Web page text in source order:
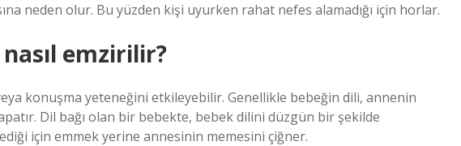
neden olur. Bu yüzden kişi uyurken rahat nefes alamadığı için horlar.
emzirilir?
konuşma yeteneğini etkileyebilir. Genellikle bebeğin dili, annenin
Dil bağı olan bir bebekte, bebek dilini düzgün bir şekilde
için emmek yerine annesinin memesini çiğner.